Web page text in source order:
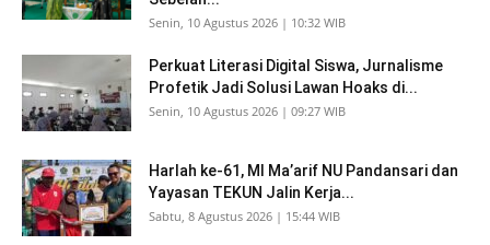
Senin, 10 Agustus 2026 | 10:32 WIB
Perkuat Literasi Digital Siswa, Jurnalisme
Profetik Jadi Solusi Lawan Hoaks di...
Senin, 10 Agustus 2026 | 09:27 WIB
Harlah ke-61, MI Ma’arif NU Pandansari dan
Yayasan TEKUN Jalin Kerja...
Sabtu, 8 Agustus 2026 | 15:44 WIB